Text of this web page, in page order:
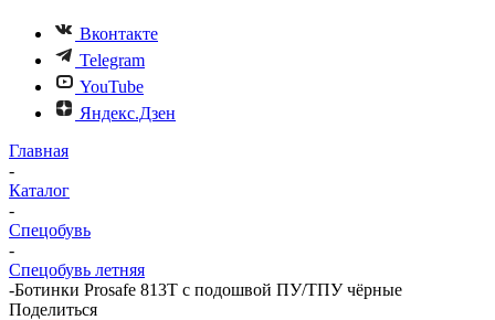
Вконтакте
Telegram
YouTube
Яндекс.Дзен
Главная
-
Каталог
-
Спецобувь
-
Спецобувь летняя
-Ботинки Prosafe 813T с подошвой ПУ/ТПУ чёрные
Поделиться